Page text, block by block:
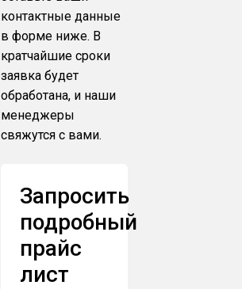
контактные данные
в форме ниже. В
кратчайшие сроки
заявка будет
обработана, и наши
менеджеры
свяжутся с вами.
Запросить
подробный
прайс
лист